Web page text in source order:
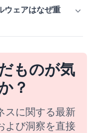
ウェアはなぜ重
ものが気
？
スに関する最新
よび洞察を直接